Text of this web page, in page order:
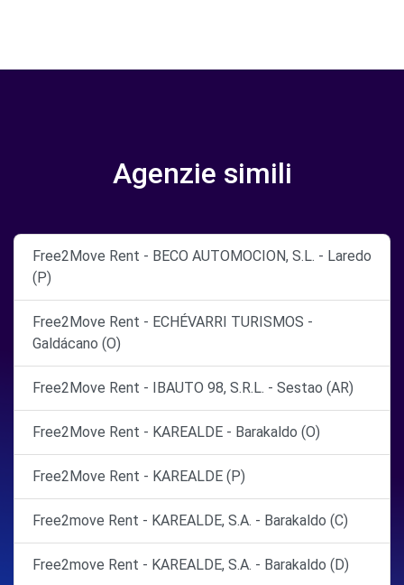
Agenzie simili
Free2Move Rent - BECO AUTOMOCION, S.L. - Laredo
(P)
Free2Move Rent - ECHÉVARRI TURISMOS -
Galdácano (O)
Free2Move Rent - IBAUTO 98, S.R.L. - Sestao (AR)
Free2Move Rent - KAREALDE - Barakaldo (O)
Free2Move Rent - KAREALDE (P)
Free2move Rent - KAREALDE, S.A. - Barakaldo (C)
Free2move Rent - KAREALDE, S.A. - Barakaldo (D)